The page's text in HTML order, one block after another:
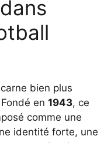
bien plus
en 1943, ce
comme une
identité forte, une